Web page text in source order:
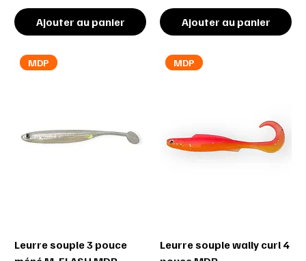
Ajouter au panier Ajouter au panier
MDP
Leurre souple 3 pouce
MDP
Leurre souple wally curl 4